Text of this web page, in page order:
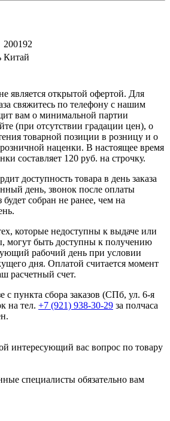
200192
Китай
является открытой офертой. Для
свяжитесь по телефону с нашим
вам о минимальной партии
(при отсутствии градации цен), о
товарной позиции в розницу и о
наценки. В настоящее время
составляет 120 руб. на строчку.
доступность товара в день заказа
день, звонок после оплаты
будет собран не ранее, чем на
которые недоступны к выдаче или
могут быть доступны к получению
рабочий день при условии
дня. Оплатой считается момент
расчетный счет.
пункта сборa заказов (СПб, ул. 6-я
на тел. +7 (921) 938-30-29 за полчаса
интересующий вас вопрос по товару
специалисты обязательно вам